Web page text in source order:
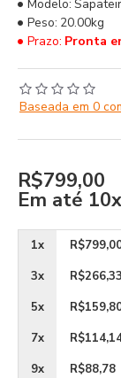
Modelo:
Peso: 20.00kg
Prazo: Pronta
Baseada em 0
R$799,00
Em até
1x
3x
R$266,33
5x
7x
9x
R$88,78